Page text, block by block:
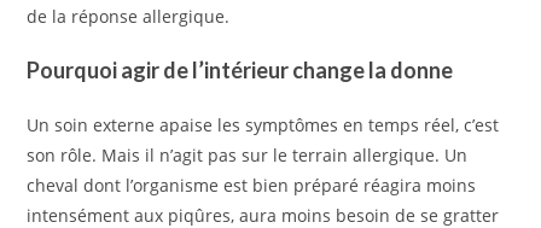
de la réponse allergique.
Pourquoi agir de l’intérieur change la donne
Un soin externe apaise les symptômes en temps réel, c’est
son rôle. Mais il n’agit pas sur le terrain allergique. Un
cheval dont l’organisme est bien préparé réagira moins
intensément aux piqûres, aura moins besoin de se gratter